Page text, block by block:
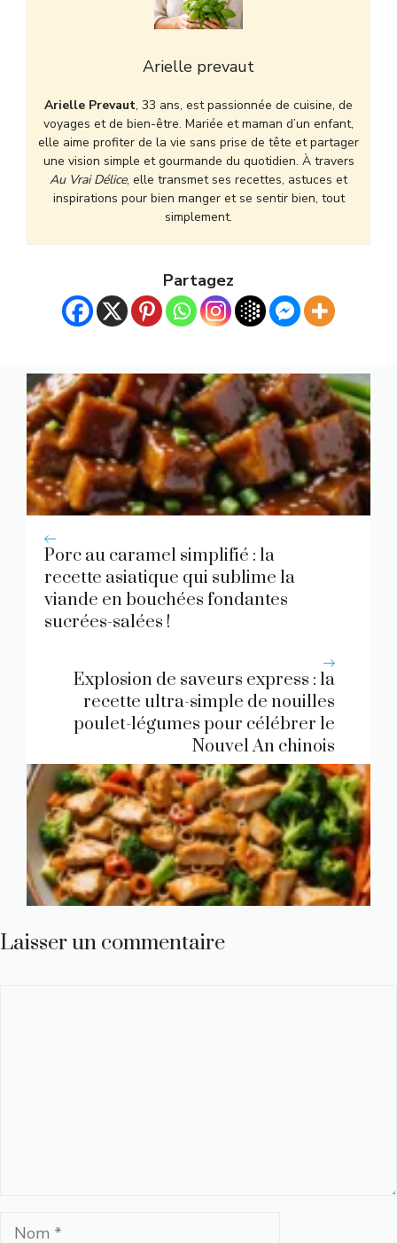
Arielle prevaut
Arielle Prevaut, 33 ans, est passionnée de cuisine, de
voyages et de bien-être. Mariée et maman d’un enfant,
elle aime profiter de la vie sans prise de tête et partager
une vision simple et gourmande du quotidien. À travers
Au Vrai Délice, elle transmet ses recettes, astuces et
inspirations pour bien manger et se sentir bien, tout
simplement.
Partagez
Porc au caramel simplifié : la
recette asiatique qui sublime la
viande en bouchées fondantes
sucrées-salées !
Explosion de saveurs express : la
recette ultra-simple de nouilles
poulet-légumes pour célébrer le
Nouvel An chinois
Laisser un commentaire
Nom